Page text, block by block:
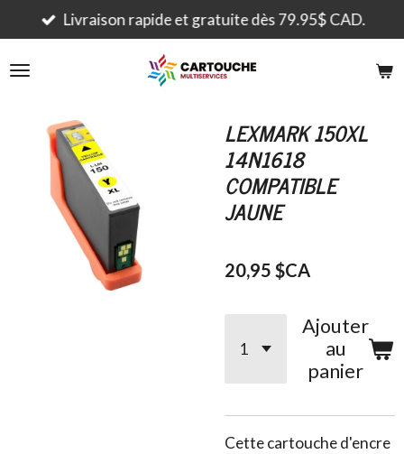
Passer
au
contenu
Livraison rapide et gratuite dès 79.95$ CAD.
LEXMARK 150XL
14N1618
COMPATIBLE
JAUNE
20,95 $CA
Ajouter
au
panier
Cette cartouche d'encre